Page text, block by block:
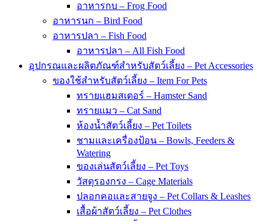
อาหารกบ – Frog Food
อาหารนก – Bird Food
อาหารปลา – Fish Food
อาหารปลา – All Fish Food
อุปกรณและผลิตภัณฑ์สำหรับสัตว์เลี้ยง – Pet Accessories
ของใช้สำหรับสัตว์เลี้ยง – Item For Pets
ทรายแฮมสเตอร์ – Hamster Sand
ทรายแมว – Cat Sand
ห้องน้ำสัตว์เลี้ยง – Pet Toilets
ชามและเครื่องป้อน – Bowls, Feeders &
Watering
ของเล่นสัตว์เลี้ยง – Pet Toys
วัสดุรองกรง – Cage Materials
ปลอกคอและสายจูง – Pet Collars & Leashes
เสื้อผ้าสัตว์เลี้ยง – Pet Clothes